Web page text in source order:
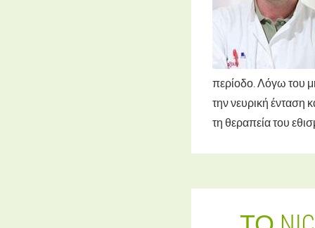
περίοδο. Λόγω του
την νευρική ένταση
τη θεραπεία του